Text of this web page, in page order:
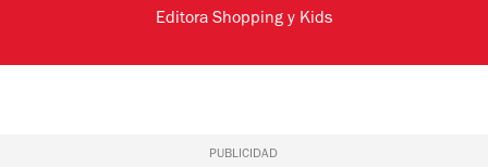
Editora Shopping y Kids
PUBLICIDAD